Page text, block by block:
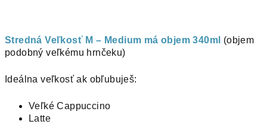
Stredná Veľkosť M – Medium má objem 340ml (objem
podobný veľkému hrnčeku)
Ideálna veľkosť ak obľubuješ:
Veľké Cappuccino
Latte